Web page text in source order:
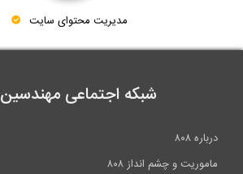
مدیریت محتوای سایت
شبکه اجتماعی مهندسین 808
درباره ۸۰۸
ماموریت و چشم انداز ۸۰۸